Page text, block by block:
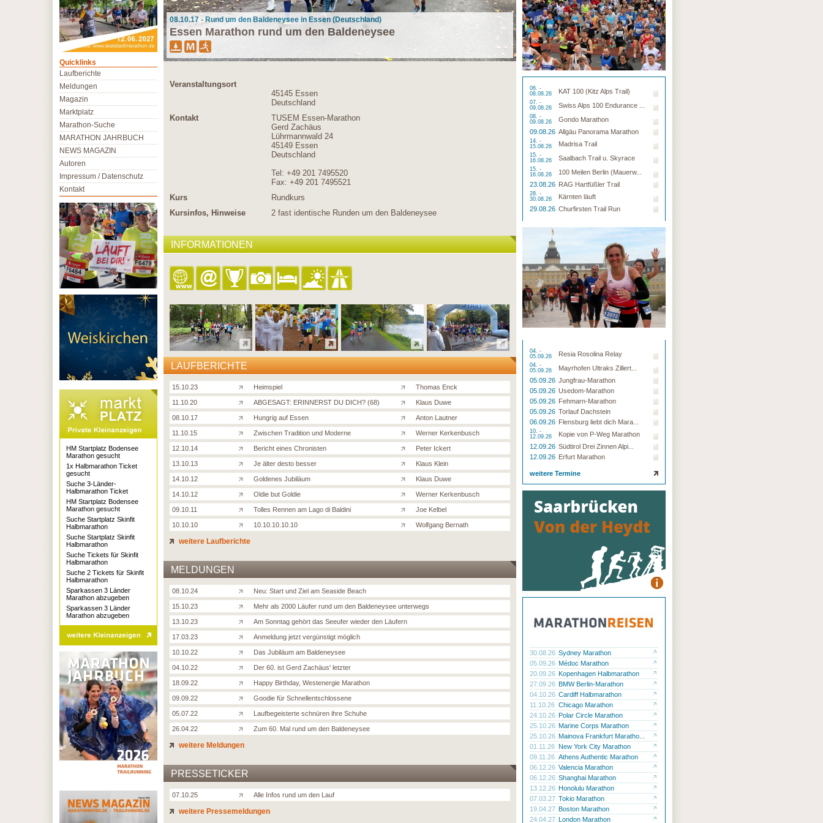
08.10.17 - Rund um den Baldeneysee in Essen (Deutschland)
Essen Marathon rund um den Baldeneysee
Veranstaltungsort
45145 Essen
Deutschland
Kontakt
TUSEM Essen-Marathon
Gerd Zachäus
Lührmannwald 24
45149 Essen
Deutschland
Tel: +49 201 7495520
Fax: +49 201 7495521
Kurs
Rundkurs
Kursinfos, Hinweise
2 fast identische Runden um den Baldeneysee
INFORMATIONEN
LAUFBERICHTE
15.10.23 Heimspiel Thomas Enck
11.10.20 ABGESAGT: ERINNERST DU DICH? (68) Klaus Duwe
08.10.17 Hungrig auf Essen Anton Lautner
11.10.15 Zwischen Tradition und Moderne Werner Kerkenbusch
12.10.14 Bericht eines Chronisten Peter Ickert
13.10.13 Je älter desto besser Klaus Klein
14.10.12 Goldenes Jubiläum Klaus Duwe
14.10.12 Oldie but Goldie Werner Kerkenbusch
09.10.11 Tolles Rennen am Lago di Baldini Joe Kelbel
10.10.10 10.10.10.10.10 Wolfgang Bernath
weitere Laufberichte
MELDUNGEN
08.10.24 Neu: Start und Ziel am Seaside Beach
15.10.23 Mehr als 2000 Läufer rund um den Baldeneysee unterwegs
13.10.23 Am Sonntag gehört das Seeufer wieder den Läufern
17.03.23 Anmeldung jetzt vergünstigt möglich
10.10.22 Das Jubiläum am Baldeneysee
04.10.22 Der 60. ist Gerd Zachäus' letzter
18.09.22 Happy Birthday, Westenergie Marathon
09.09.22 Goodie für Schnellentschlossene
05.07.22 Laufbegeisterte schnüren ihre Schuhe
26.04.22 Zum 60. Mal rund um den Baldeneysee
weitere Meldungen
PRESSETICKER
07.10.25 Alle Infos rund um den Lauf
weitere Pressemeldungen
06. -
08.08.26
KAT 100 (Kitz Alps Trail)
07. -
09.08.26
Swiss Alps 100 Endurance ...
08. -
09.08.26
Gondo Marathon
09.08.26 Allgäu Panorama Marathon
14. -
15.08.26
Madrisa Trail
15. -
16.08.26
Saalbach Trail u. Skyrace
15. -
16.08.26
100 Meilen Berlin (Mauerw...
23.08.26 RAG Hartfüßler Trail
28. -
30.08.26
Kärnten läuft
29.08.26 Churfirsten Trail Run
04. -
05.09.26
Resia Rosolina Relay
04. -
05.09.26
Mayrhofen Ultraks Zillert...
05.09.26 Jungfrau-Marathon
05.09.26 Usedom-Marathon
05.09.26 Fehmarn-Marathon
05.09.26 Torlauf Dachstein
06.09.26 Flensburg liebt dich Mara...
10. -
12.09.26
Kopie von P-Weg Marathon
12.09.26 Südtirol Drei Zinnen Alpi...
12.09.26 Erfurt Marathon
weitere Termine
30.08.26 Sydney Marathon
05.09.26 Médoc Marathon
20.09.26 Kopenhagen Halbmarathon
27.09.26 BMW Berlin-Marathon
04.10.26 Cardiff Halbmarathon
11.10.26 Chicago Marathon
24.10.26 Polar Circle Marathon
25.10.26 Marine Corps Marathon
25.10.26 Mainova Frankfurt Maratho...
01.11.26 New York City Marathon
09.11.26 Athens Authentic Marathon
06.12.26 Valencia Marathon
06.12.26 Shanghai Marathon
13.12.26 Honolulu Marathon
07.03.27 Tokio Marathon
19.04.27 Boston Marathon
24.04.27 London Marathon
Quicklinks
Laufberichte
Meldungen
Magazin
Marktplatz
Marathon-Suche
MARATHON JAHRBUCH
NEWS MAGAZIN
Autoren
Impressum / Datenschutz
Kontakt
HM Startplatz Bodensee
Marathon gesucht
1x Halbmarathon Ticket
gesucht
Suche 3-Länder-
Halbmarathon Ticket
HM Startplatz Bodensee
Marathon gesucht
Suche Startplatz Skinfit
Halbmarathon
Suche Startplatz Skinfit
Halbmarathon
Suche Tickets für Skinfit
Halbmarathon
Suche 2 Tickets für Skinfit
Halbmarathon
Sparkassen 3 Länder
Marathon abzugeben
Sparkassen 3 Länder
Marathon abzugeben